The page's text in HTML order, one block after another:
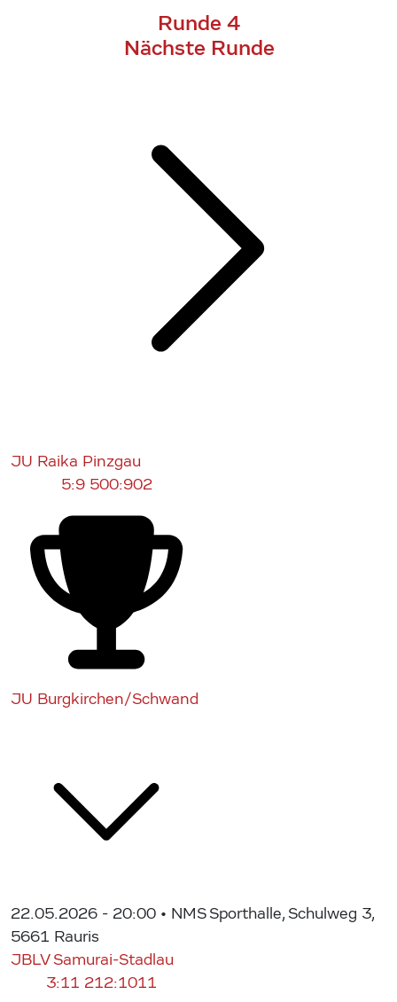
Runde 4
Nächste Runde
JU Raika Pinzgau
5:9 500:902
JU Burgkirchen/Schwand
22.05.2026 - 20:00 • NMS Sporthalle, Schulweg 3,
5661 Rauris
JBLV Samurai-Stadlau
3:11 212:1011